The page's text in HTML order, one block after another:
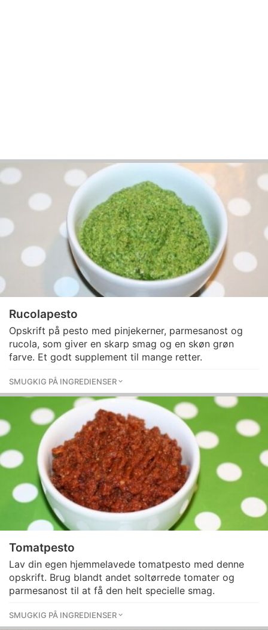
Rucolapesto
Opskrift på pesto med pinjekerner, parmesanost og
rucola, som giver en skarp smag og en skøn grøn
farve. Et godt supplement til mange retter.
SMUGKIG PÅ INGREDIENSER
Tomatpesto
Lav din egen hjemmelavede tomatpesto med denne
opskrift. Brug blandt andet soltørrede tomater og
parmesanost til at få den helt specielle smag.
SMUGKIG PÅ INGREDIENSER